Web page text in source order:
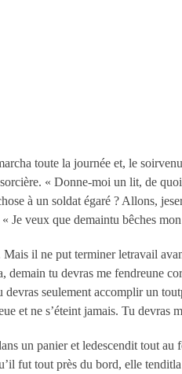
toute la journée et, le
« Donne-moi un lit, de
à un soldat égaré ? Allons,
Je veux que demaintu bêches
il ne put terminer letravail
tu devras me fendreune
seulement accomplir un
et ne s’éteint jamais. Tu devras
un panier et ledescendit tout
fut tout près du bord, elle